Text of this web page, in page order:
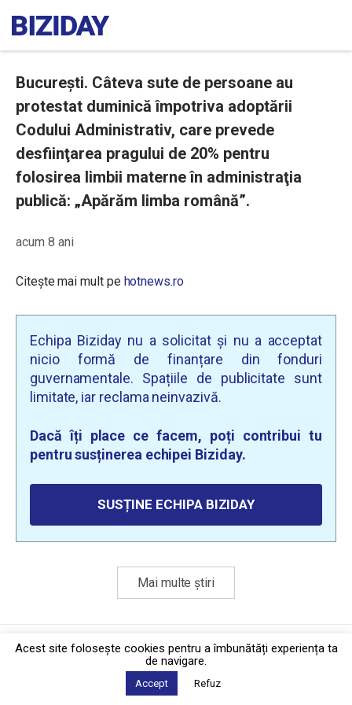
București. Câteva sute de persoane au
protestat duminică împotriva adoptării
Codului Administrativ, care prevede
desfiinţarea pragului de 20% pentru
folosirea limbii materne în administraţia
publică: „Apărăm limba română”.
acum 8 ani
Citește mai mult pe hotnews.ro
Echipa Biziday nu a solicitat și nu a acceptat
nicio formă de finanțare din fonduri
guvernamentale. Spațiile de publicitate sunt
limitate, iar reclama neinvazivă.
Dacă îți place ce facem, poți contribui tu
pentru susținerea echipei Biziday.
SUSȚINE ECHIPA BIZIDAY
Mai multe știri
Politica de confidențialitate·Contact
2026 © Biziday
Acest site foloseşte cookies pentru a îmbunătăți experiența ta
de navigare.
Accept Refuz